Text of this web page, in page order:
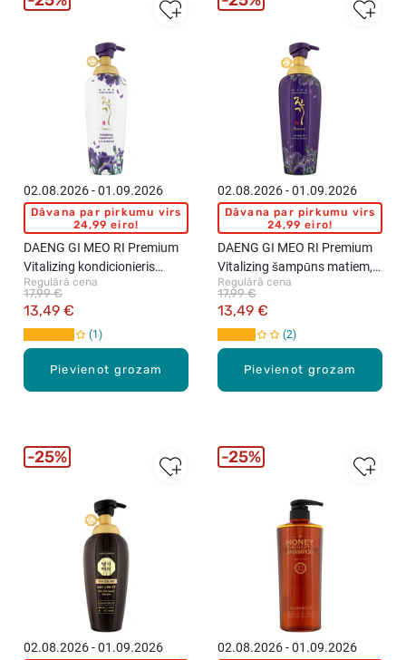
Pievienot grozam
02.08.2026 - 01.09.2026
Dāvana par pirkumu virs
24,99 eiro!
DAENG GI MEO RI Premium
Vitalizing kondicionieris
matiem, 500ml
Regulārā cena
13,49 €
17,99 €
1
Pievienot grozam
02.08.2026 - 01.09.2026
Dāvana par pirkumu virs
24,99 eiro!
DAENG GI MEO RI Premium
Vitalizing šampūns matiem,
500ml
Regulārā cena
13,49 €
17,99 €
2
02.08.2026 - 01.09.2026
25%
02.08.2026 - 01.09.2026
25%